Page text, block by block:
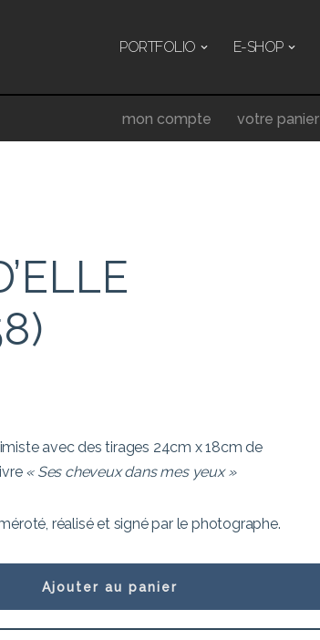
PORTFOLIO E-SHOP
mon compte votre panier
avec des tirages 24cm x 18cm de
« Ses cheveux dans mes yeux »
réalisé et signé par le photographe.
Ajouter au panier